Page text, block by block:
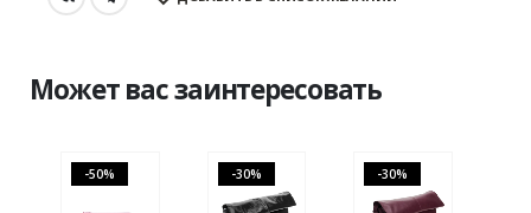
Может вас заинтересовать
-30% -30% -50%